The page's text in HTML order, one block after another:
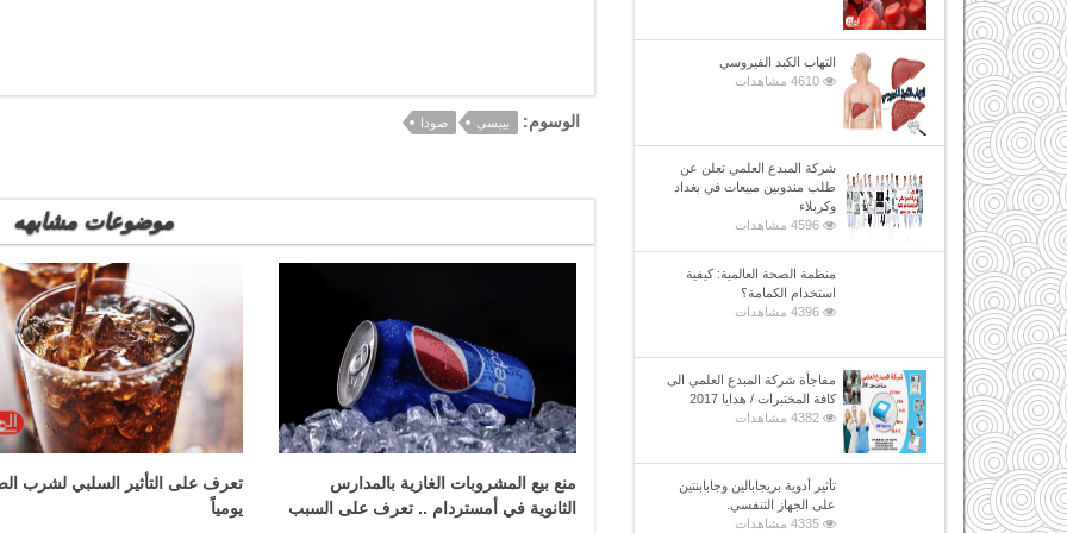
الوسوم: بيبسي صودا
موضوعات مشابهه
منع بيع المشروبات الغازية بالمدارس
الثانوية في أمستردام .. تعرف على السبب
تعرف على التأثير السلبي لشرب
يومياً
التهاب الكبد الفيروسي
4610 مشاهدات
شركة المبدع العلمي تعلن عن
طلب مندوبين مبيعات في بغداد
وكربلاء
4596 مشاهدات
منظمة الصحة العالمية: كيفية
استخدام الكمامة؟
4396 مشاهدات
مفاجأة شركة المبدع العلمي الى
كافة المختبرات / هدايا 2017
4382 مشاهدات
تأثير أدوية بريجابالين وجابابنتين
على الجهاز التنفسي.
4335 مشاهدات